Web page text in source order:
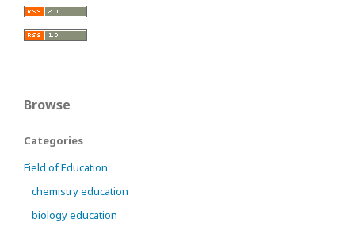
Browse
Categories
Field of Education
chemistry education
biology education